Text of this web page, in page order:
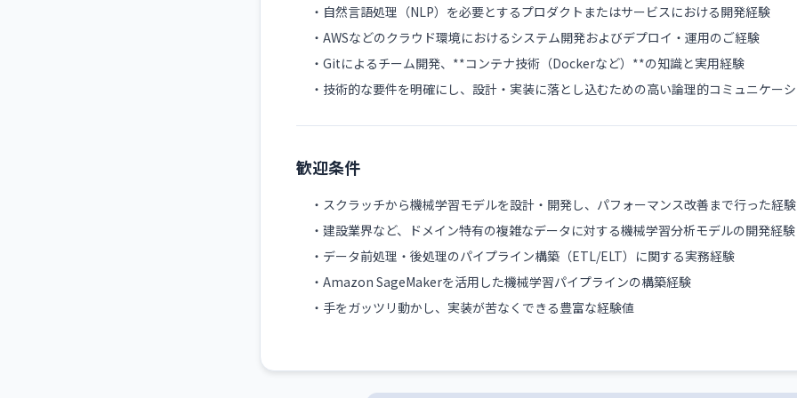
・自然言語処理（NLP）を必要とするプロダクトまたはサービスにおける開発経験
・AWSなどのクラウド環境におけるシステム開発およびデプロイ・運用のご経験
・Gitによるチーム開発、**コンテナ技術（Dockerなど）**の知識と実用経験
・技術的な要件を明確にし、設計・実装に落とし込むための高い論理的コミュニケー
歓迎条件
・スクラッチから機械学習モデルを設計・開発し、パフォーマンス改善まで行った経験
・建設業界など、ドメイン特有の複雑なデータに対する機械学習分析モデルの開発経験
・データ前処理・後処理のパイプライン構築（ETL/ELT）に関する実務経験
・Amazon SageMakerを活用した機械学習パイプラインの構築経験
・手をガッツリ動かし、実装が苦なくできる豊富な経験値